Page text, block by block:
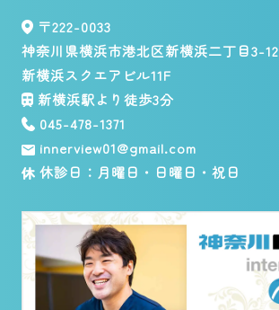
〒222-0033
神奈川県横浜市港北区新横浜二丁目3-12
新横浜スクエアビル11F
新横浜駅より徒歩3分
045-478-1371
innerview01@gmail.com
休診日：月曜日・日曜日・祝日